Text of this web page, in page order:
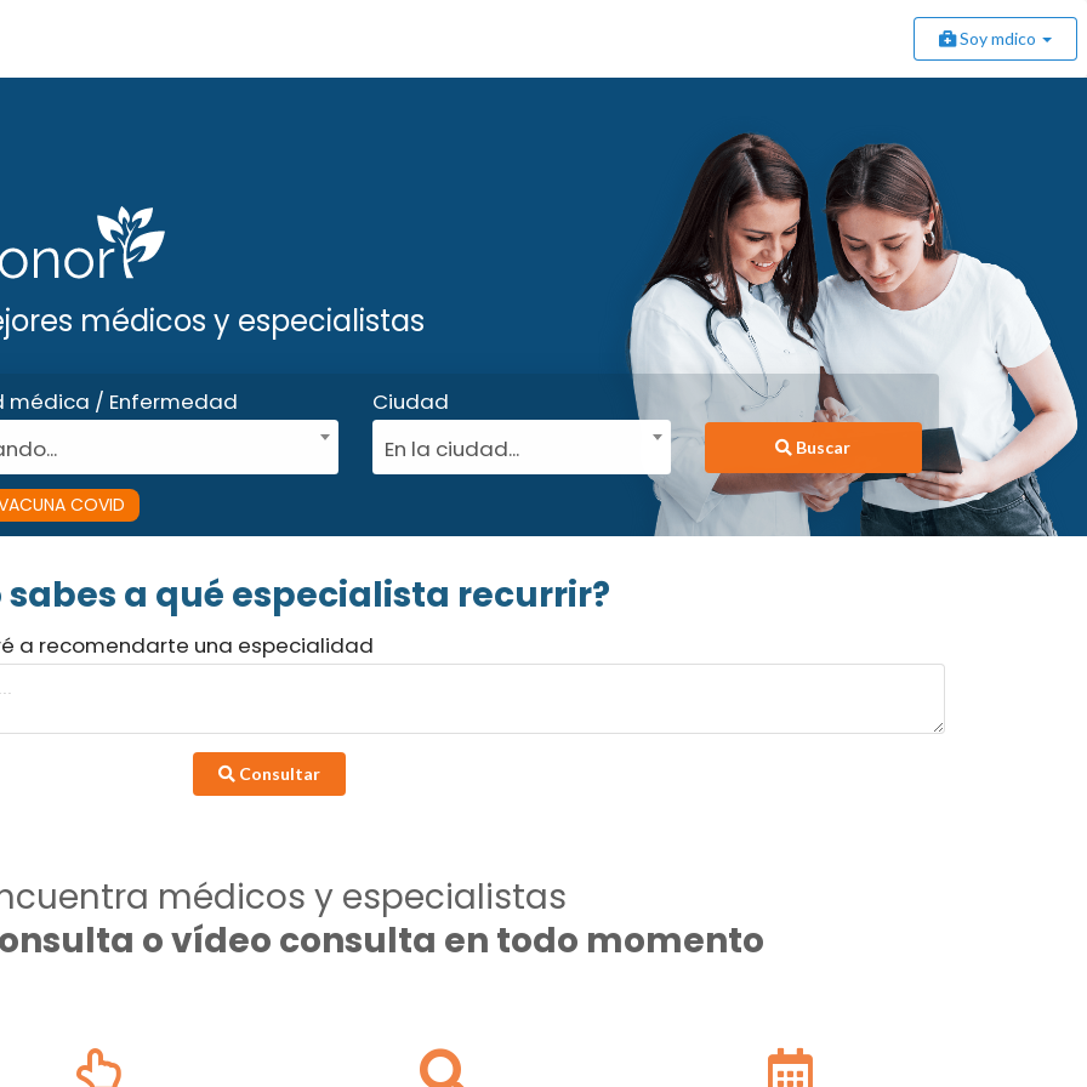
Soy mdico
médicos y especialistas
médica / Enfermedad
COVID
Ciudad
En la ciudad...
Buscar
sabes a qué especialista recurrir?
a recomendarte una especialidad
Consultar
médicos y especialistas
o vídeo consulta en todo momento